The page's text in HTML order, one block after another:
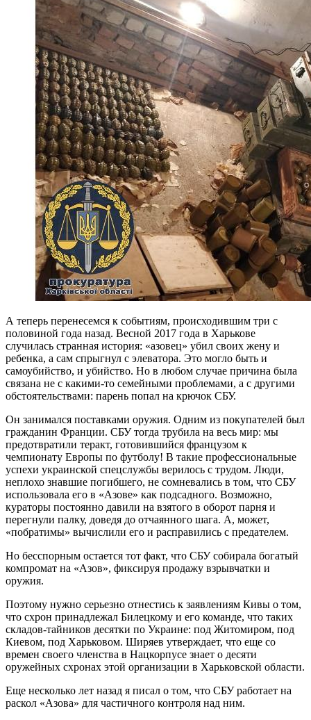
А теперь перенесемся к событиям, происходившим три с
половиной года назад. Весной 2017 года в Харькове
случилась странная история: «азовец» убил своих жену и
ребенка, а сам спрыгнул с элеватора. Это могло быть и
самоубийство, и убийство. Но в любом случае причина была
связана не с какими-то семейными проблемами, а с другими
обстоятельствами: парень попал на крючок СБУ.
Он занимался поставками оружия. Одним из покупателей был
гражданин Франции. СБУ тогда трубила на весь мир: мы
предотвратили теракт, готовившийся французом к
чемпионату Европы по футболу! В такие профессиональные
успехи украинской спецслужбы верилось с трудом. Люди,
неплохо знавшие погибшего, не сомневались в том, что СБУ
использовала его в «Азове» как подсадного. Возможно,
кураторы постоянно давили на взятого в оборот парня и
перегнули палку, доведя до отчаянного шага. А, может,
«побратимы» вычислили его и расправились с предателем.
Но бесспорным остается тот факт, что СБУ собирала богатый
компромат на «Азов», фиксируя продажу взрывчатки и
оружия.
Поэтому нужно серьезно отнестись к заявлениям Кивы о том,
что схрон принадлежал Билецкому и его команде, что таких
складов-тайников десятки по Украине: под Житомиром, под
Киевом, под Харьковом. Ширяев утверждает, что еще со
времен своего членства в Нацкорпусе знает о десяти
оружейных схронах этой организации в Харьковской области.
Еще несколько лет назад я писал о том, что СБУ работает на
раскол «Азова» для частичного контроля над ним.